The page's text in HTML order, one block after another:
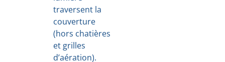
traversent la
couverture
(hors chatières
et grilles
d’aération).